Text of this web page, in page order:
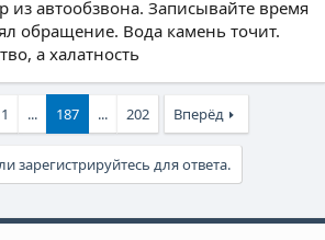
из автообзвона. Записывайте время
обращение. Вода камень точит.
а халатность
1 ... 187 ... 202 Вперёд
зарегистрируйтесь для ответа.